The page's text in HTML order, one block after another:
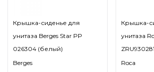
Крышка-сиденье для
унитаза Berges Star PP
026304 (белый)
Berges
Крышка-
унитаза
Roca